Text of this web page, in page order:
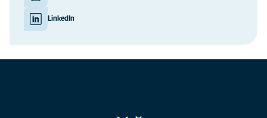
LinkedIn